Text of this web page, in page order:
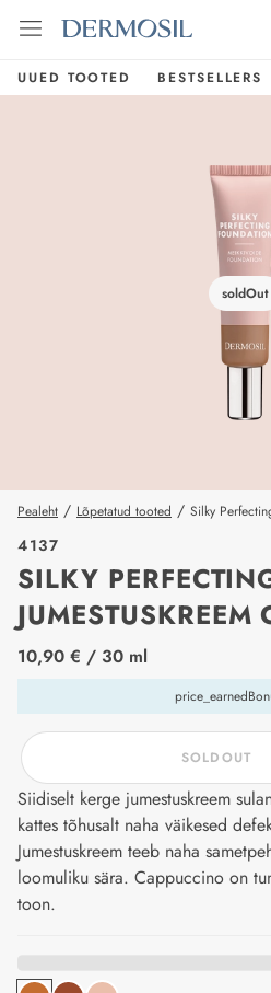
UUED TOOTED BESTSELLERS
soldOut
Pealeht / Lõpetatud tooted / Silky
4137
SILKY
JUMESTUSKREEM
price_label
10,90 € / 30 ml
SOLDOUT
Siidiselt kerge jumestuskreem
kattes tõhusalt naha väikesed
Jumestuskreem teeb naha
loomuliku sära. Cappuccino on
toon.